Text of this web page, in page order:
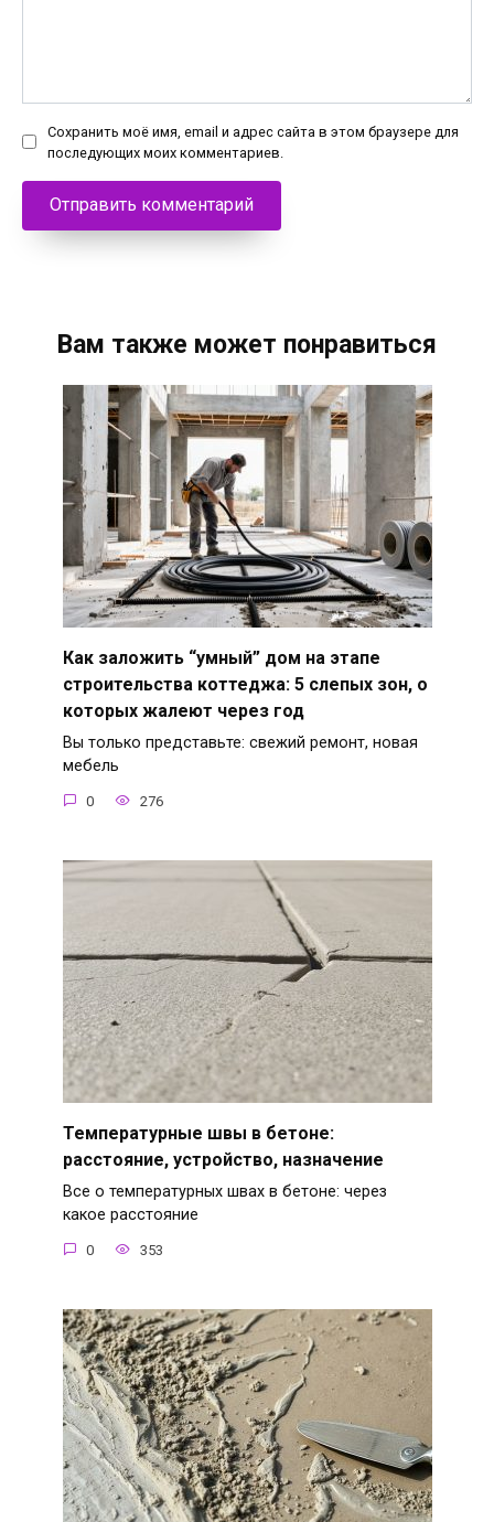
Сохранить моё имя, email и адрес сайта в этом браузере для
последующих моих комментариев.
Вам также может понравиться
Как заложить “умный” дом на этапе
строительства коттеджа: 5 слепых зон, о
которых жалеют через год
Вы только представьте: свежий ремонт, новая
мебель
0 276
Температурные швы в бетоне:
расстояние, устройство, назначение
Все о температурных швах в бетоне: через
какое расстояние
0 353